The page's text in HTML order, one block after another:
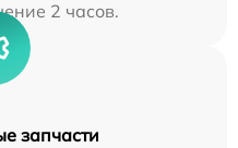
2 часов.
запчасти